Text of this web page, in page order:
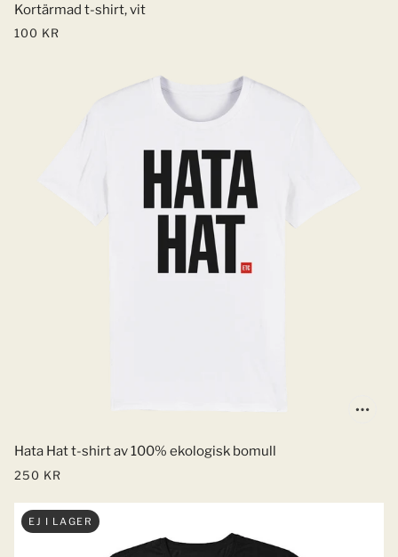
Kortärmad t-shirt, vit
100 KR
Hata Hat t-shirt av 100% ekologisk bomull
250 KR
EJ I LAGER